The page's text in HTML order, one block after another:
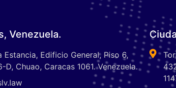
Venezuela.
Estancia, Edificio General, Piso 6,
D, Chuao, Caracas 1061. Venezuela.